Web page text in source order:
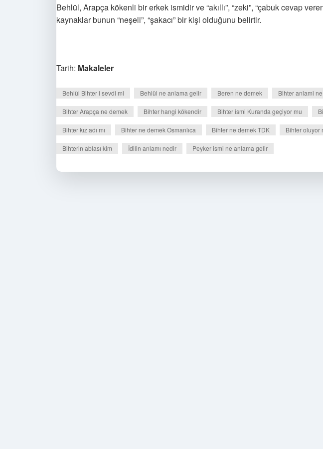
Behlül, Arapça kökenli bir erkek ismidir ve “akıllı”, “zeki”, “çabuk cevap
kaynaklar bunun “neşeli”, “şakacı” bir kişi olduğunu belirtir.
Tarih: Makaleler
Behlül Bihter i sevdi mi Behlül ne anlama gelir Beren ne demek Bihter anlami
Bihter Arapça ne demek Bihter hangi kökendir Bihter ismi Kuranda geçiyor mu
Bihter kız adı mı Bihter ne demek Osmanlıca Bihter ne demek TDK Bihter oluyor
Bihterin ablası kim İdilin anlamı nedir Peyker ismi ne anlama gelir